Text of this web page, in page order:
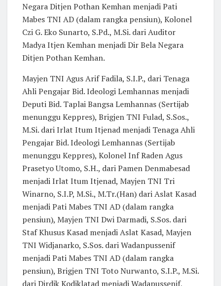
Negara Ditjen Pothan Kemhan menjadi Pati
Mabes TNI AD (dalam rangka pensiun), Kolonel
Czi G. Eko Sunarto, S.Pd., M.Si. dari Auditor
Madya Itjen Kemhan menjadi Dir Bela Negara
Ditjen Pothan Kemhan.
Mayjen TNI Agus Arif Fadila, S.I.P., dari Tenaga
Ahli Pengajar Bid. Ideologi Lemhannas menjadi
Deputi Bid. Taplai Bangsa Lemhannas (Sertijab
menunggu Keppres), Brigjen TNI Fulad, S.Sos.,
M.Si. dari Irlat Itum Itjenad menjadi Tenaga Ahli
Pengajar Bid. Ideologi Lemhannas (Sertijab
menunggu Keppres), Kolonel Inf Raden Agus
Prasetyo Utomo, S.H., dari Pamen Denmabesad
menjadi Irlat Itum Itjenad, Mayjen TNI Tri
Winarno, S.I.P, M.Si., M.Tr.(Han) dari Aslat Kasad
menjadi Pati Mabes TNI AD (dalam rangka
pensiun), Mayjen TNI Dwi Darmadi, S.Sos. dari
Staf Khusus Kasad menjadi Aslat Kasad, Mayjen
TNI Widjanarko, S.Sos. dari Wadanpussenif
menjadi Pati Mabes TNI AD (dalam rangka
pensiun), Brigjen TNI Toto Nurwanto, S.I.P., M.Si.
dari Dirdik Kodiklatad menjadi Wadapussenif,